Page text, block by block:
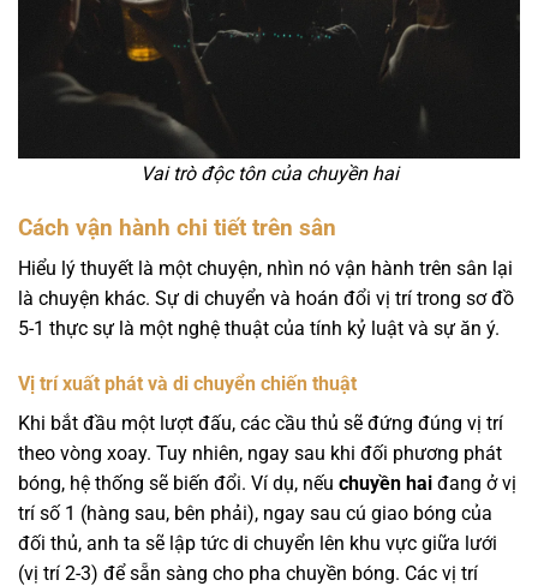
Vai trò độc tôn của chuyền hai
Cách vận hành chi tiết trên sân
Hiểu lý thuyết là một chuyện, nhìn nó vận hành trên sân lại
là chuyện khác. Sự di chuyển và hoán đổi vị trí trong sơ đồ
5-1 thực sự là một nghệ thuật của tính kỷ luật và sự ăn ý.
Vị trí xuất phát và di chuyển chiến thuật
Khi bắt đầu một lượt đấu, các cầu thủ sẽ đứng đúng vị trí
theo vòng xoay. Tuy nhiên, ngay sau khi đối phương phát
bóng, hệ thống sẽ biến đổi. Ví dụ, nếu chuyền hai đang ở vị
trí số 1 (hàng sau, bên phải), ngay sau cú giao bóng của
đối thủ, anh ta sẽ lập tức di chuyển lên khu vực giữa lưới
(vị trí 2-3) để sẵn sàng cho pha chuyền bóng. Các vị trí